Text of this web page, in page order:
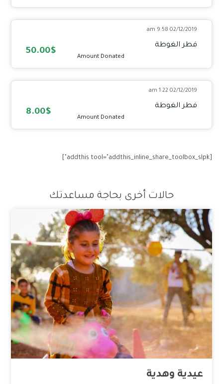
02/12/2019 9:58 am
فطر الغوطة
Amount Donated
50.00$
02/12/2019 1:22 am
فطر الغوطة
Amount Donated
8.00$
[addthis tool="addthis_inline_share_toolbox_slpk"]
حالات أخرى بحاجة مساعدتك
عيدية وهدية